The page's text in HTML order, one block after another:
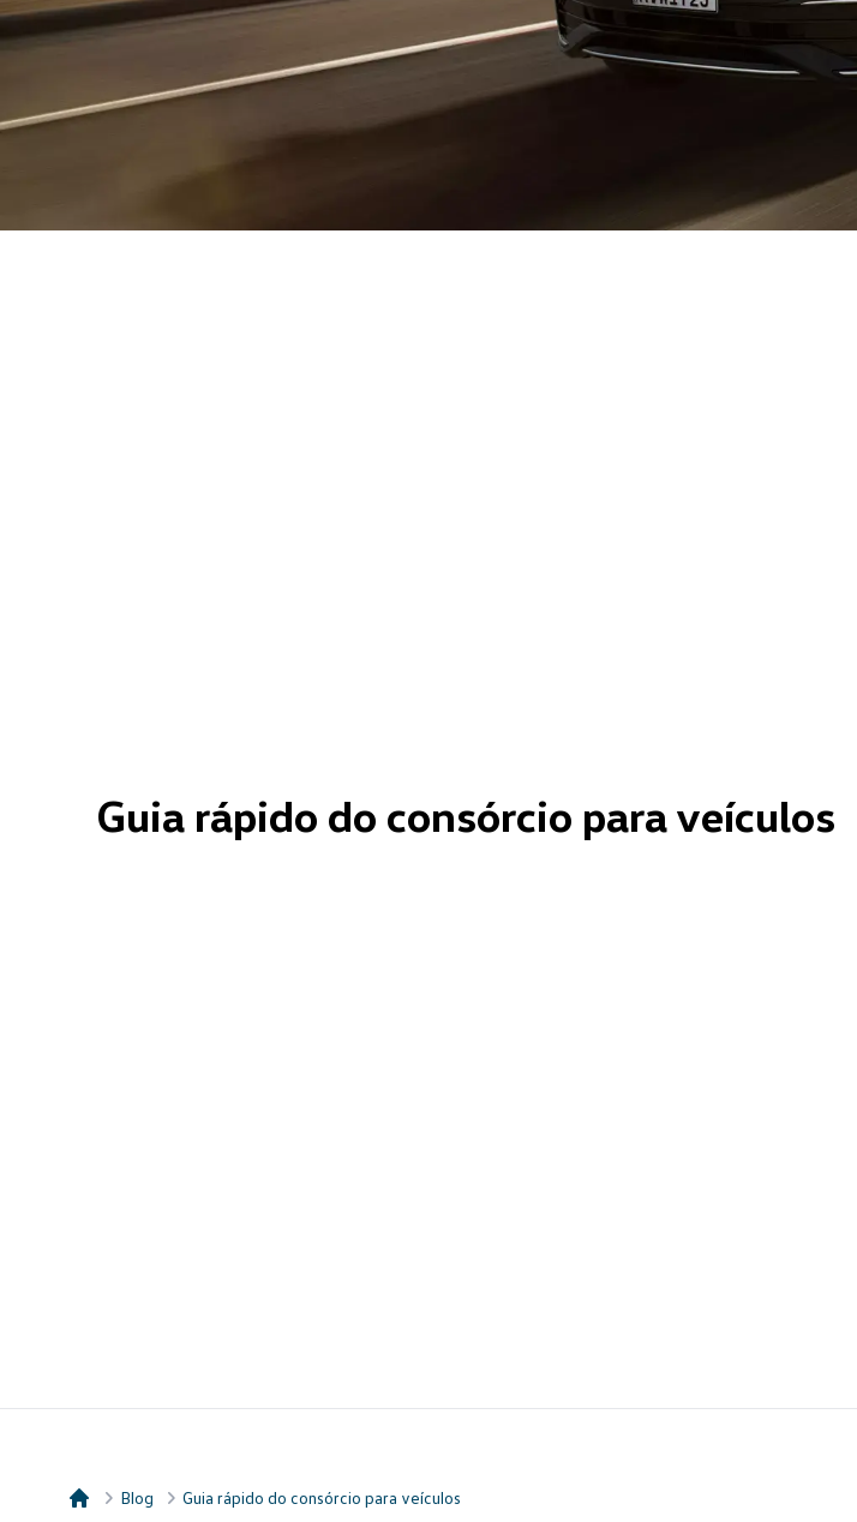
Guia rápido do consórcio para veículos
Blog Guia rápido do consórcio para veículos